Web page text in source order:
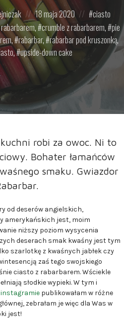
Posted
on
18 maja 2020
in:ciasto
, crumble z rabarbarem, pie
, rabarbar, rabarbar pod kruszonką,
, upside-down cake
robi za owoc. Ni to
Bohater łamańców
smaku. Gwiazdor
od deserów angielskich,
amerykańskich jest, moim
niższy poziom wysycenia
deserach smak kwaśny jest tym
szarlotkę z kwaśnych jabłek czy
zaś tego swojskiego
ciasto z rabarbarem. Wściekle
słodkie wypieki. W tym i
instagramie publikowałam w różne
zebrałam je więc dla Was w
jest!